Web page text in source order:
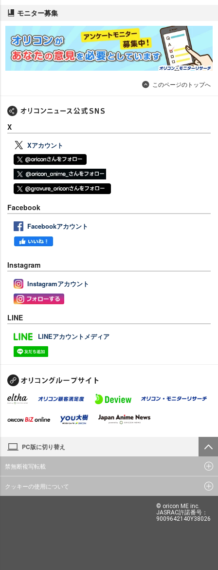
モニター募集
このページのトップへ
X
Xアカウント
Facebook
Facebookアカウント
Instagram
Instagramアカウント
LINE
LINEアカウントメディア
PC版に切り替え
禁無断複写転載
クッキーの使用について
© oricon ME inc.
JASRAC許諾番号：
9009642140Y38026